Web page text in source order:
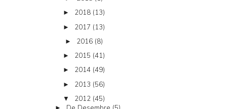
► 2018 (13)
► 2017 (13)
► 2016 (8)
► 2015 (41)
► 2014 (49)
► 2013 (56)
▼ 2012 (45)